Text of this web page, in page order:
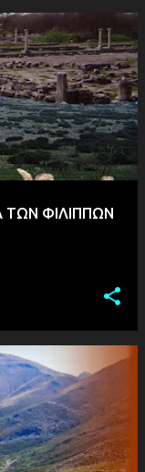
ΤΩΝ ΦΙΛΙΠΠΩΝ